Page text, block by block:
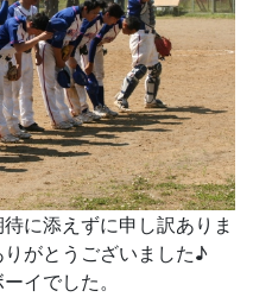
に添えずに申し訳ありま
がとうございました♪
イでした。